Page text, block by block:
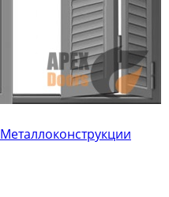
Металлоконструкции